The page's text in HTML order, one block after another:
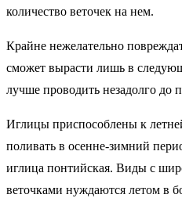
количество веточек на нем.
Крайне нежелательно
сможет вырасти лишь в
лучше проводить незадолго до
Иглицы приспособлены к
поливать в осенне-зимний
иглица понтийская. Виды с
веточками нуждаются летом в